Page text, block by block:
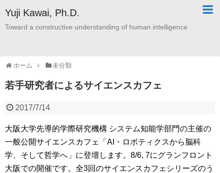
Yuji Kawai, Ph.D.
Toward a constructive understanding of human intelligence
ホーム 未分類
若手研究者によるサイエンスカフェ
2017/7/14
大阪大学先導的学際研究機構 システム知能学部門の主催の
一般公開サイエンスカフェ「AI・ロボティクスから脳科
学、そして哲学へ」に登壇します。8/6, 7にグランフロント
大阪での開催です。全3回のサイエンスカフェシリーズのう